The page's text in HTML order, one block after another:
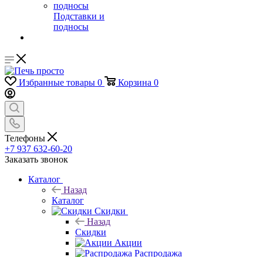
Подставки и
подносы
Избранные товары 0 Корзина 0
Телефоны
+7 937 632-60-20
Заказать звонок
Каталог
Назад
Каталог
Скидки
Назад
Скидки
Акции
Распродажа